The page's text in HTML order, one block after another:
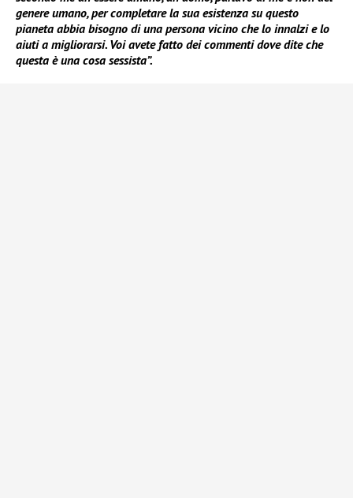
genere umano, per completare la sua esistenza su questo
pianeta abbia bisogno di una persona vicino che lo innalzi e lo
aiuti a migliorarsi. Voi avete fatto dei commenti dove dite che
questa è una cosa sessista”.